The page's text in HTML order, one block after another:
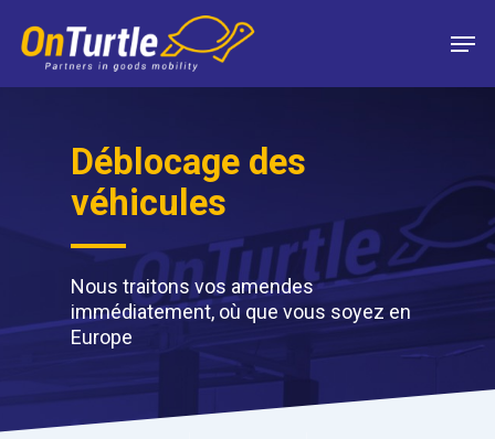
main
content
Déblocage des
véhicules
Nous traitons vos amendes
immédiatement, où que vous soyez en
Europe